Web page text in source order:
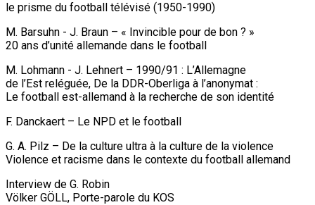
le prisme du football télévisé (1950-1990)
M. Barsuhn - J. Braun – « Invincible pour de bon ? »
20 ans d’unité allemande dans le football
M. Lohmann - J. Lehnert – 1990/91 : L’Allemagne
de l’Est reléguée, De la DDR-Oberliga à l’anonymat :
Le football est-allemand à la recherche de son identité
F. Danckaert – Le NPD et le football
G. A. Pilz – De la culture ultra à la culture de la violence
Violence et racisme dans le contexte du football allemand
Interview de G. Robin
Völker GÖLL, Porte-parole du KOS